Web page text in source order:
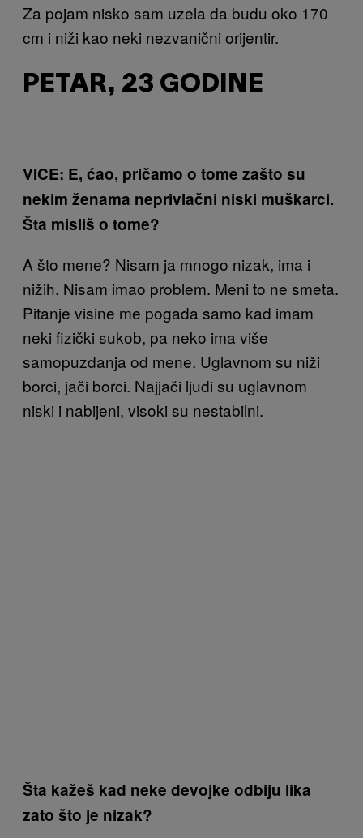
Za pojam nisko sam uzela da budu oko 170
cm i niži kao neki nezvanični orijentir.
PETAR, 23 GODINE
VICE: E, ćao, pričamo o tome zašto su
nekim ženama neprivlačni niski muškarci.
Šta misliš o tome?
A što mene? Nisam ja mnogo nizak, ima i
nižih. Nisam imao problem. Meni to ne smeta.
Pitanje visine me pogađa samo kad imam
neki fizički sukob, pa neko ima više
samopuzdanja od mene. Uglavnom su niži
borci, jači borci. Najjači ljudi su uglavnom
niski i nabijeni, visoki su nestabilni.
Šta kažeš kad neke devojke odbiju lika
zato što je nizak?